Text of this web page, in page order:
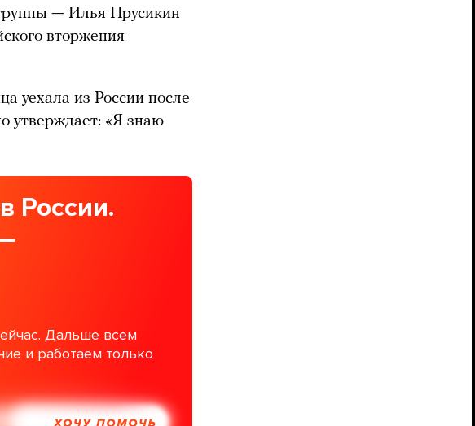
— Илья Прусикин
вторжения
уехала из России после
утверждает: «Я знаю
России.
Дальше всем
и работаем только